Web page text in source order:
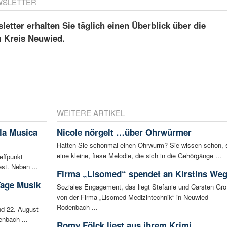
erhalten Sie täglich einen Überblick über die
Kreis Neuwied.
Musica
Neben ...
Musik
22. August
...
WEITERE ARTIKEL
Nicole nörgelt …über Ohrwürmer
Hatten Sie schonmal einen Ohrwurm? Sie wissen schon,
eine kleine, fiese Melodie, die sich in die Gehörgänge ...
Firma „Lisomed“ spendet an Kirstins Weg
Soziales Engagement, das liegt Stefanie und Carsten
von der Firma „Lisomed Medizintechnik“ in Neuwied-
Rodenbach ...